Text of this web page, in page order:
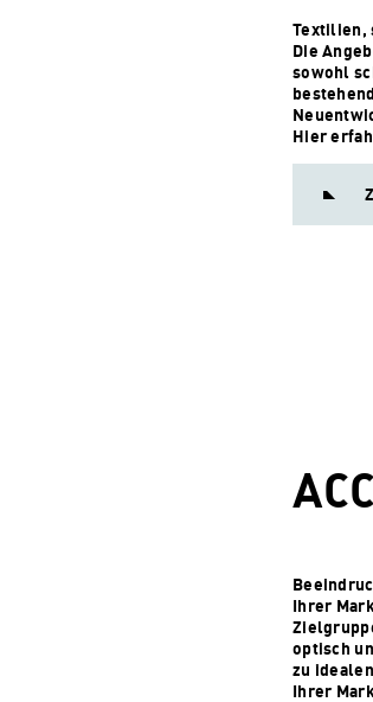
Textilien,
Die
sowohl
Hier
Ihrer
optisch
zu
Ihrer